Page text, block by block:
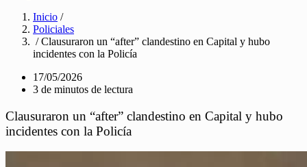
Inicio /
Policiales
/ Clausuraron un “after” clandestino en Capital y hubo
incidentes con la Policía
17/05/2026
3 de minutos de lectura
Clausuraron un “after” clandestino en Capital y hubo
incidentes con la Policía